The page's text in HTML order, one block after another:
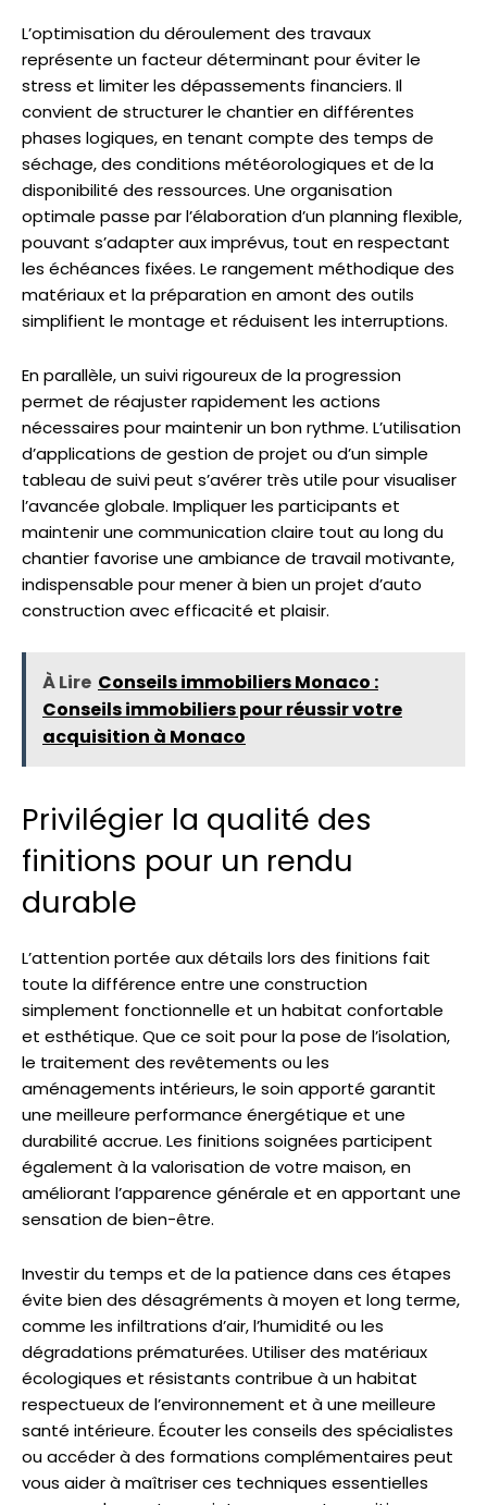
L’optimisation du déroulement des travaux
représente un facteur déterminant pour éviter le
stress et limiter les dépassements financiers. Il
convient de structurer le chantier en différentes
phases logiques, en tenant compte des temps de
séchage, des conditions météorologiques et de la
disponibilité des ressources. Une organisation
optimale passe par l’élaboration d’un planning flexible,
pouvant s’adapter aux imprévus, tout en respectant
les échéances fixées. Le rangement méthodique des
matériaux et la préparation en amont des outils
simplifient le montage et réduisent les interruptions.
En parallèle, un suivi rigoureux de la progression
permet de réajuster rapidement les actions
nécessaires pour maintenir un bon rythme. L’utilisation
d’applications de gestion de projet ou d’un simple
tableau de suivi peut s’avérer très utile pour visualiser
l’avancée globale. Impliquer les participants et
maintenir une communication claire tout au long du
chantier favorise une ambiance de travail motivante,
indispensable pour mener à bien un projet d’auto
construction avec efficacité et plaisir.
À Lire Conseils immobiliers Monaco :
Conseils immobiliers pour réussir votre
acquisition à Monaco
Privilégier la qualité des
finitions pour un rendu
durable
L’attention portée aux détails lors des finitions fait
toute la différence entre une construction
simplement fonctionnelle et un habitat confortable
et esthétique. Que ce soit pour la pose de l’isolation,
le traitement des revêtements ou les
aménagements intérieurs, le soin apporté garantit
une meilleure performance énergétique et une
durabilité accrue. Les finitions soignées participent
également à la valorisation de votre maison, en
améliorant l’apparence générale et en apportant une
sensation de bien-être.
Investir du temps et de la patience dans ces étapes
évite bien des désagréments à moyen et long terme,
comme les infiltrations d’air, l’humidité ou les
dégradations prématurées. Utiliser des matériaux
écologiques et résistants contribue à un habitat
respectueux de l’environnement et à une meilleure
santé intérieure. Écouter les conseils des spécialistes
ou accéder à des formations complémentaires peut
vous aider à maîtriser ces techniques essentielles